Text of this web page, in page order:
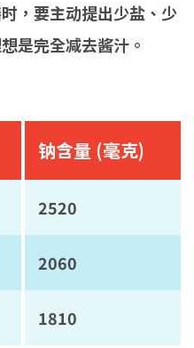
，要主动提出少盐、少
是完全减去酱汁。
钠含量 (毫克)
2520
2060
1810